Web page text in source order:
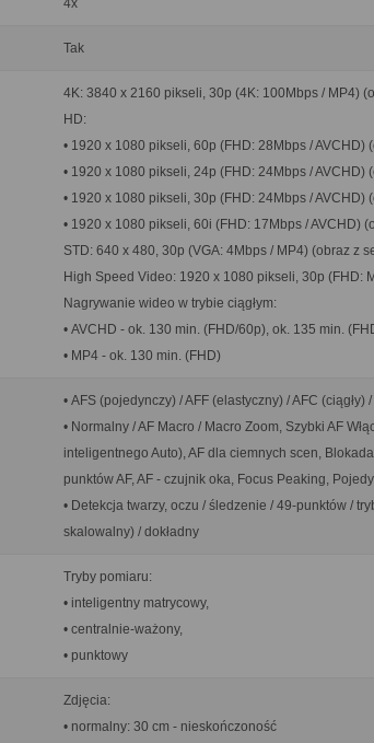
4x
Tak
4K: 3840 x 2160 pikseli, 30p (4K: 100Mbps / MP4)
HD:
• 1920 x 1080 pikseli, 60p (FHD: 28Mbps /
• 1920 x 1080 pikseli, 24p (FHD: 24Mbps /
• 1920 x 1080 pikseli, 30p (FHD: 24Mbps /
• 1920 x 1080 pikseli, 60i (FHD: 17Mbps / AVCHD)
STD: 640 x 480, 30p (VGA: 4Mbps / MP4) (obraz z
High Speed Video: 1920 x 1080 pikseli, 30p (FHD:
Nagrywanie wideo w trybie ciągłym:
• AVCHD - ok. 130 min. (FHD/60p), ok. 135 min.
• MP4 - ok. 130 min. (FHD)
• AFS (pojedynczy) / AFF (elastyczny) / AFC (ciągły)
• Normalny / AF Macro / Macro Zoom, Szybki AF
inteligentnego Auto), AF dla ciemnych scen,
punktów AF, AF - czujnik oka, Focus Peaking,
• Detekcja twarzy, oczu / śledzenie / 49-punktów /
skalowalny) / dokładny
Tryby pomiaru:
• inteligentny matrycowy,
• centralnie-ważony,
• punktowy
Zdjęcia:
• normalny: 30 cm - nieskończoność